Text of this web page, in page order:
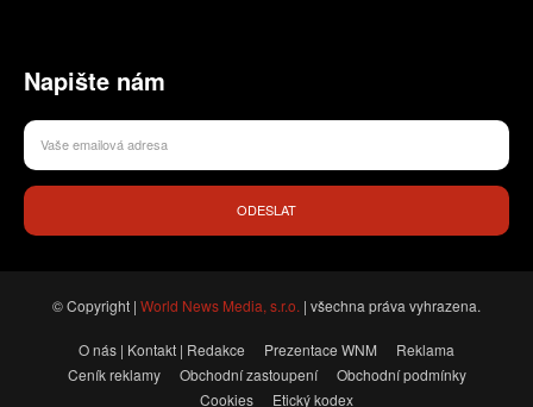
Napište nám
ODESLAT
© Copyright | World News Media, s.r.o. | všechna práva vyhrazena.
O nás | Kontakt | Redakce Prezentace WNM
Reklama
Ceník reklamy
Obchodní zastoupení
Obchodní podmínky
Cookies
Etický kodex